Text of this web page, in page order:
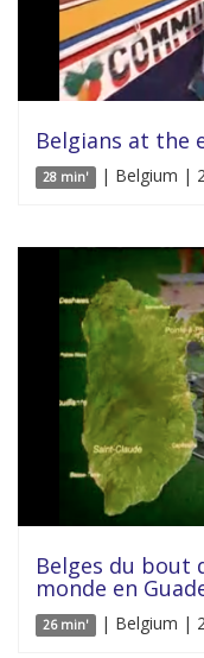
Belgians at the
28 min' | Belgium |
Belges du bout
monde en
26 min' | Belgium |